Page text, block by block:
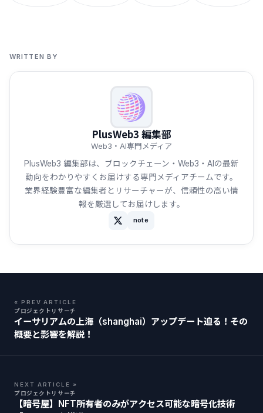
WRITTEN BY
PlusWeb3 編集部
Web3・AI専門メディア
PlusWeb3 編集部は、ブロックチェーン・Web3・AIの最新
動向をわかりやすくお届けする専門メディアチームです。
業界経験豊富な編集者とリサーチャーが、信頼性の高い情
報を厳選してお届けします。
note
« PREV ARTICLE
プロジェクトリサーチ
イーサリアムの上海（shanghai）アップデート迫る！その
概要と影響を解説！
NEXT ARTICLE »
プロジェクトリサーチ
【暗号屋】NFT所有者のみがアクセス可能な暗号化技術